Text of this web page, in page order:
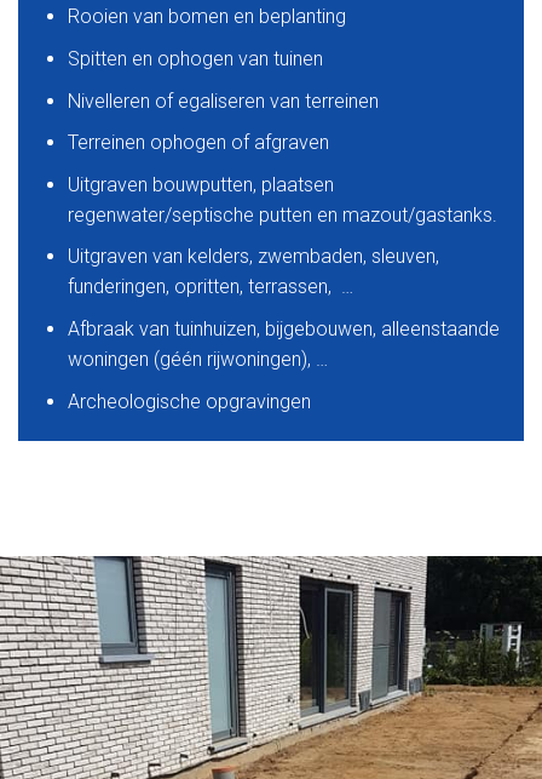
Rooien van bomen en beplanting
Spitten en ophogen van tuinen
Nivelleren of egaliseren van terreinen
Terreinen ophogen of afgraven
Uitgraven bouwputten, plaatsen
regenwater/septische putten en mazout/gastanks.
Uitgraven van kelders, zwembaden, sleuven,
funderingen, opritten, terrassen, …
Afbraak van tuinhuizen, bijgebouwen, alleenstaande
woningen (géén rijwoningen), …
Archeologische opgravingen